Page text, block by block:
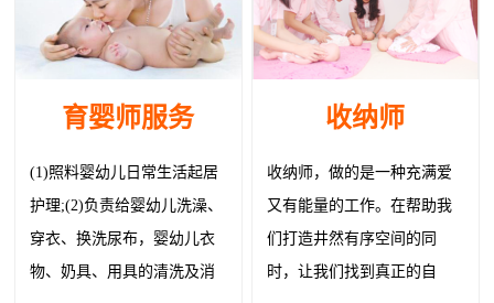
育婴师服务
(1)照料婴幼儿日常生活起居
护理;(2)负责给婴幼儿洗澡、
穿衣、换洗尿布，婴幼儿衣
物、奶具、用具的清洗及消
收纳师
收纳师，做的是一种充满爱
又有能量的工作。在帮助我
们打造井然有序空间的同
时，让我们找到真正的自